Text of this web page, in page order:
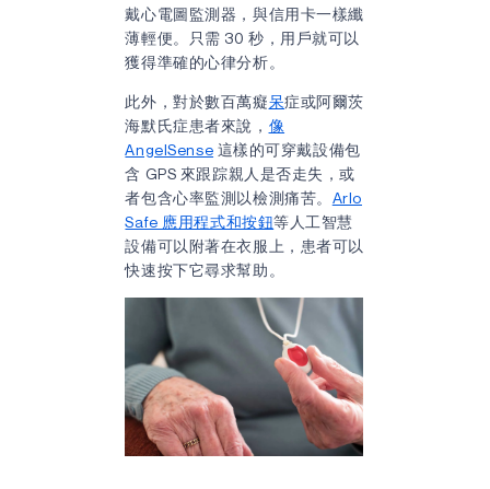
戴心電圖監測器，與信用卡一樣纖
薄輕便。只需 30 秒，用戶就可以
獲得準確的心律分析。
此外，對於數百萬癡呆症或阿爾茨
海默氏症患者來說， 像
AngelSense 這樣的可穿戴設備包
含 GPS 來跟踪親人是否走失，或
者包含心率監測以檢測痛苦。 Arlo
Safe 應用程式和按鈕等人工智慧
設備可以附著在衣服上，患者可以
快速按下它尋求幫助。